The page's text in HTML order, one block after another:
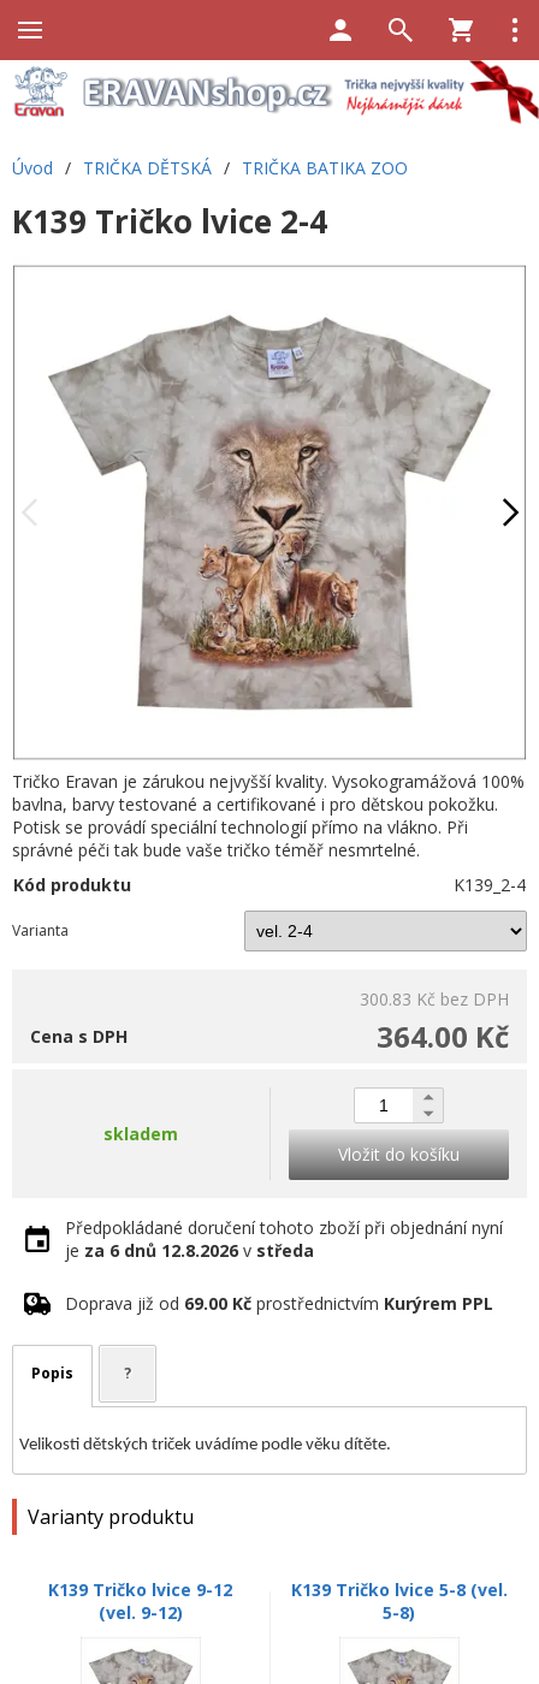
Úvod / TRIČKA DĚTSKÁ / TRIČKA BATIKA ZOO
K139 Tričko lvice 2-4
Tričko Eravan je zárukou nejvyšší kvality. Vysokogramážová 100%
bavlna, barvy testované a certifikované i pro dětskou pokožku.
Potisk se provádí speciální technologií přímo na vlákno. Při
správné péči tak bude vaše tričko téměř nesmrtelné.
Kód produktu
K139_2-4
Varianta
300.83 Kč bez DPH
364.00 Kč
Cena s DPH
skladem
Vložit do košíku
Předpokládané doručení tohoto zboží při objednání nyní
je za 6 dnů 12.8.2026 v středa
Doprava již od 69.00 Kč prostřednictvím Kurýrem PPL
Popis ?
Velikosti dětských triček uvádíme podle věku dítěte.
Varianty produktu
K139 Tričko lvice 9-12
(vel. 9-12)
K139 Tričko lvice 5-8 (vel.
5-8)